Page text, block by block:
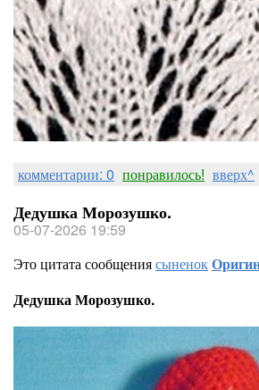
комментарии: 0 понравилось! вверх^
Дедушка Морозушко.
05-07-2026 19:59
Это цитата сообщениясыненок
Дедушка Морозушко.